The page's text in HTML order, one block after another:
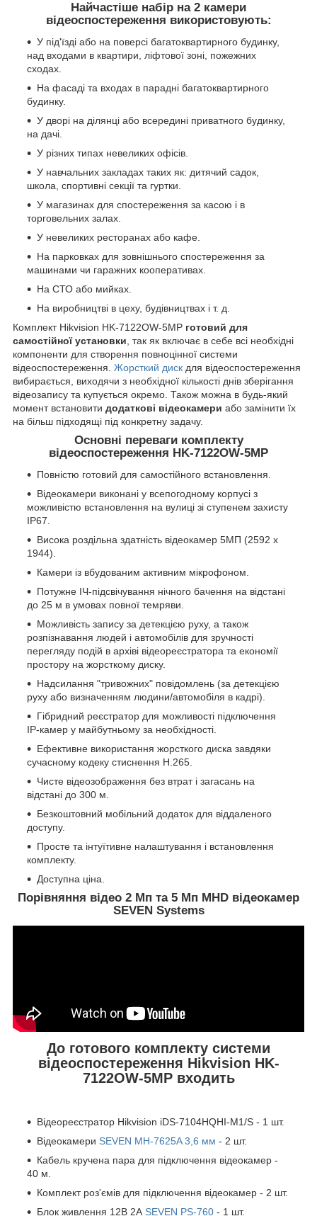
Найчастіше набір на 2 камери
відеоспостереження використовують:
У під'їзді або на поверсі багатоквартирного будинку,
над входами в квартири, ліфтової зоні, пожежних
сходах.
На фасаді та входах в парадні багатоквартирного
будинку.
У дворі на ділянці або всередині приватного будинку,
на дачі.
У різних типах невеликих офісів.
У навчальних закладах таких як: дитячий садок,
школа, спортивні секції та гуртки.
У магазинах для спостереження за касою і в
торговельних залах.
У невеликих ресторанах або кафе.
На парковках для зовнішнього спостереження за
машинами чи гаражних кооперативах.
На СТО або мийках.
На виробництві в цеху, будівництвах і т. д.
Комплект Hikvision HK-7122OW-5MP готовий для
самостійної установки, так як включає в себе всі необхідні
компоненти для створення повноцінної системи
відеоспостереження. Жорсткий диск для відеоспостереження
вибирається, виходячи з необхідної кількості днів зберігання
відеозапису та купується окремо. Також можна в будь-який
момент встановити додаткові відеокамери або замінити їх
на більш підходящі під конкретну задачу.
Основні переваги комплекту
відеоспостереження HK-7122OW-5MP
Повністю готовий для самостійного встановлення.
Відеокамери виконані у всепогодному корпусі з
можливістю встановлення на вулиці зі ступенем захисту
IP67.
Висока роздільна здатність відеокамер 5МП (2592 x
1944).
Камери із вбудованим активним мікрофоном.
Потужне ІЧ-підсвічування нічного бачення на відстані
до 25 м в умовах повної темряви.
Можливість запису за детекцією руху, а також
розпізнавання людей і автомобілів для зручності
перегляду подій в архіві відеореєстратора та економії
простору на жорсткому диску.
Надсилання "тривожних" повідомлень (за детекцією
руху або визначенням людини/автомобіля в кадрі).
Гібридний реєстратор для можливості підключення
IP-камер у майбутньому за необхідності.
Ефективне використання жорсткого диска завдяки
сучасному кодеку стиснення H.265.
Чисте відеозображення без втрат і загасань на
відстані до 300 м.
Безкоштовний мобільний додаток для віддаленого
доступу.
Просте та інтуїтивне налаштування і встановлення
комплекту.
Доступна ціна.
Порівняння відео 2 Мп та 5 Мп MHD відеокамер
SEVEN Systems
До готового комплекту системи
відеоспостереження Hikvision HK-
7122OW-5MP входить
Відеореєстратор Hikvision iDS-7104HQHI-M1/S - 1 шт.
Відеокамери SEVEN MH-7625A 3,6 мм - 2 шт.
Кабель кручена пара для підключення відеокамер -
40 м.
Комплект роз'ємів для підключення відеокамер - 2 шт.
Блок живлення 12В 2А SEVEN PS-760 - 1 шт.